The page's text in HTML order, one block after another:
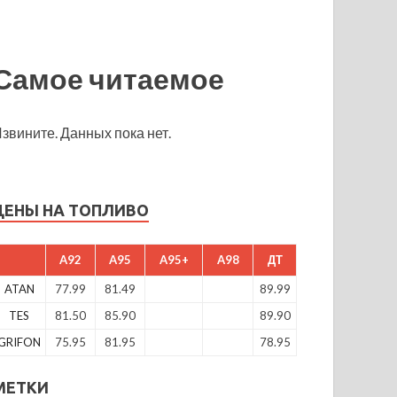
читаемое
Данных пока нет.
НА ТОПЛИВО
A92 A95 A95+ A98 ДТ
ATAN 77.99 81.49
89.99
TES
81.50 85.90
89.90
75.95 81.95 78.95